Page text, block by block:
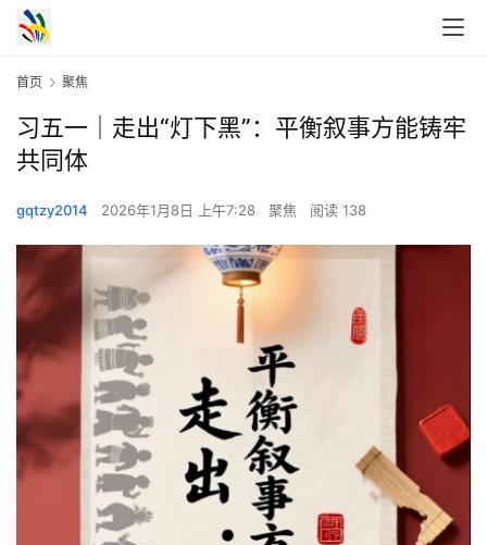
首页 聚焦
习五一｜走出“灯下黑”：平衡叙事方能铸牢
共同体
gqtzy2014 2026年1月8日 上午7:28 聚焦 阅读 138